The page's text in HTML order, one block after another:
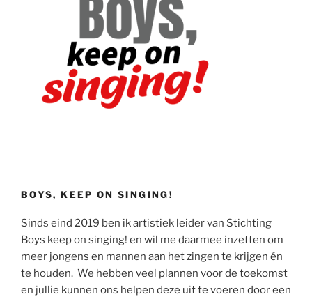
BOYS, KEEP ON SINGING!
Sinds eind 2019 ben ik artistiek leider van Stichting
Boys keep on singing! en wil me daarmee inzetten om
meer jongens en mannen aan het zingen te krijgen én
te houden. We hebben veel plannen voor de toekomst
en jullie kunnen ons helpen deze uit te voeren door een